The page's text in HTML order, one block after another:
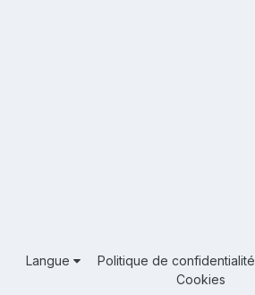
Langue Politique de confidentialité
Cookies